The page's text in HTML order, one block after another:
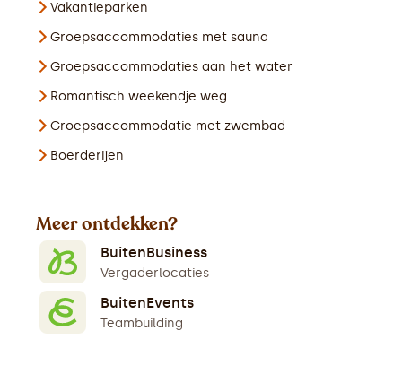
Vakantieparken
Groepsaccommodaties met sauna
Groepsaccommodaties aan het water
Romantisch weekendje weg
Groepsaccommodatie met zwembad
Boerderijen
Meer ontdekken?
BuitenBusiness
Vergaderlocaties
BuitenEvents
Teambuilding